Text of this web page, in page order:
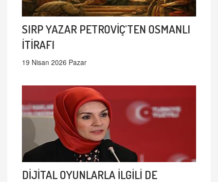
SIRP YAZAR PETROVİÇ'TEN OSMANLI
İTİRAFI
19 Nisan 2026 Pazar
DİJİTAL OYUNLARLA İLGİLİ DE